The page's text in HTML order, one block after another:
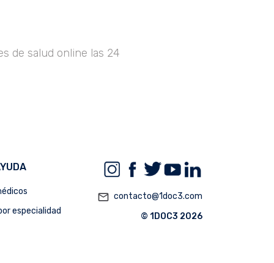
de salud online las 24
especialidad
mail_outline contacto@1doc3.com
© 1DOC3 2026